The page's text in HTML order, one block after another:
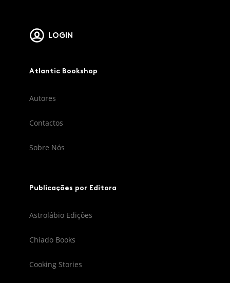
LOGIN
Atlantic Bookshop
Autores
Contactos
Sobre Nós
Publicações por Editora
Astrolábio Edições
Chiado Books
Cooking Stories